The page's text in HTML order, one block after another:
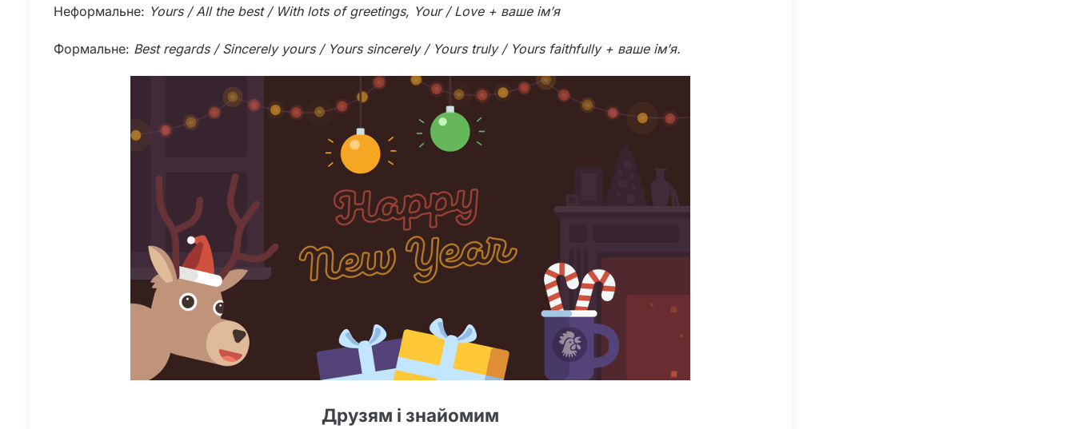
Неформальне: Yours / All the best / With lots of greetings, Your / Love + ваше ім’я
Формальне: Best regards / Sincerely yours / Yours sincerely / Yours truly / Yours faithfully + ваше ім’я.
Друзям і знайомим